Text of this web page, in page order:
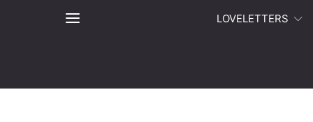
LOVELETTERS